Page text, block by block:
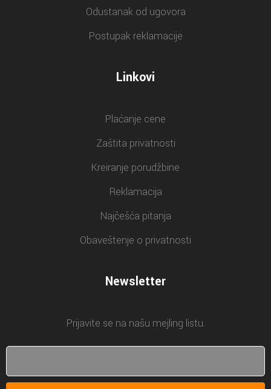
Odustanak od ugovora
Postupak reklamacije
Linkovi
Plaćanje cene
Zaštita privatnosti
Kreiranje porudžbine
Reklamacija
Najčešća pitanja
Obaveštenje o privatnosti
Newsletter
Prijavite se na našu mejling listu.